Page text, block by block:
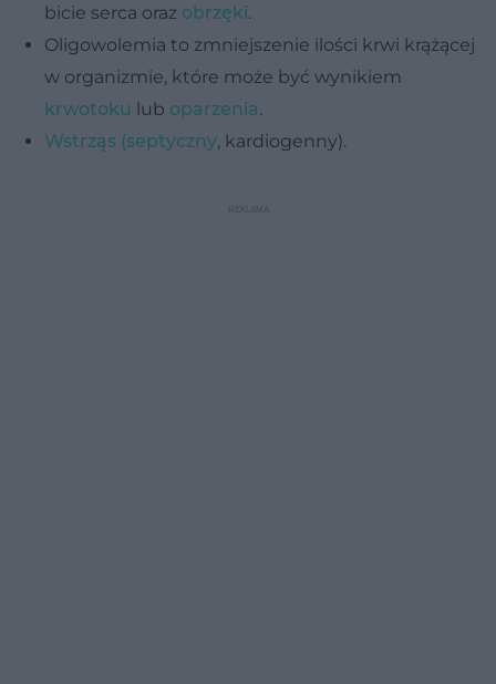
bicie serca oraz obrzęki.
Oligowolemia to zmniejszenie ilości krwi krążącej
w organizmie, które może być wynikiem
krwotoku lub oparzenia.
Wstrząs (septyczny, kardiogenny).